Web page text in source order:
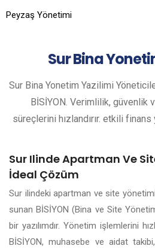
Peyzaş Yönetimi
SurBina
Sur Bina Yonetim Yazilimi
BİSİYON. Verimlilik, güvenlik
süreçlerini hızlandırır. etkili
Sur Ilinde Apartman Ve
İdeal Çözüm
Sur ilindeki apartman ve site
sunan BİSİYON (Bina ve Site
bir yazılımdır. Yönetim işlemlerini
BİSİYON, muhasebe ve aidat